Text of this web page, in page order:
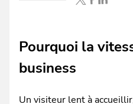
Pourquoi la
business
Un visiteur lent à